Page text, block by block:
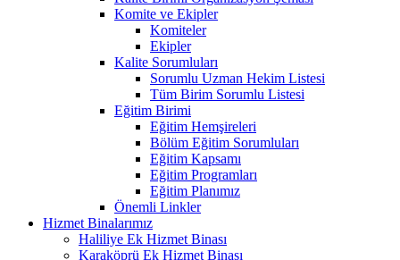
Komite ve Ekipler
Komiteler
Ekipler
Kalite Sorumluları
Sorumlu Uzman Hekim Listesi
Tüm Birim Sorumlu Listesi
Eğitim Birimi
Eğitim Hemşireleri
Bölüm Eğitim Sorumluları
Eğitim Kapsamı
Eğitim Programları
Eğitim Planımız
Önemli Linkler
Hizmet Binalarımız
Haliliye Ek Hizmet Binası
Karaköprü Ek Hizmet Binası